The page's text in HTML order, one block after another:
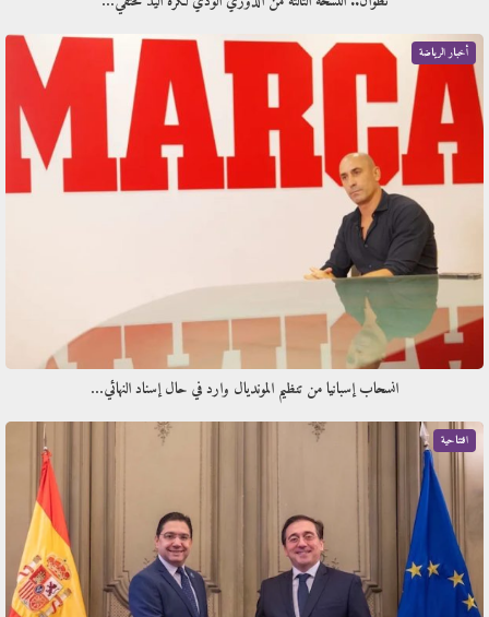
أخبار الرياضة
انسحاب إسبانيا من تنظيم المونديال وارد في حال إسناد النهائي…
افتتاحية